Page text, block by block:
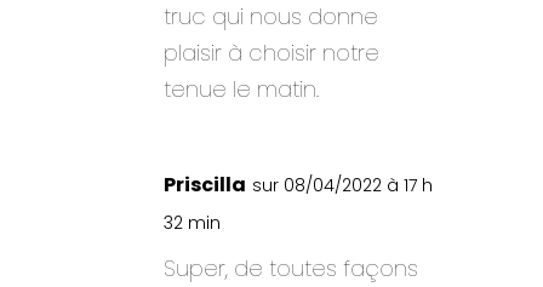
truc qui nous donne
plaisir à choisir notre
tenue le matin.
Priscilla sur 08/04/2022 à 17 h
32 min
Super, de toutes façons